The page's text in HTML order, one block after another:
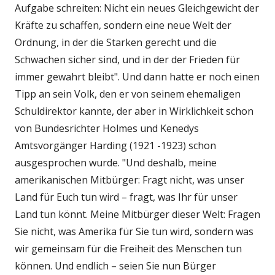
Aufgabe schreiten: Nicht ein neues Gleichgewicht der
Kräfte zu schaffen, sondern eine neue Welt der
Ordnung, in der die Starken gerecht und die
Schwachen sicher sind, und in der der Frieden für
immer gewahrt bleibt". Und dann hatte er noch einen
Tipp an sein Volk, den er von seinem ehemaligen
Schuldirektor kannte, der aber in Wirklichkeit schon
von Bundesrichter Holmes und Kenedys
Amtsvorgänger Harding (1921 -1923) schon
ausgesprochen wurde. "Und deshalb, meine
amerikanischen Mitbürger: Fragt nicht, was unser
Land für Euch tun wird – fragt, was Ihr für unser
Land tun könnt. Meine Mitbürger dieser Welt: Fragen
Sie nicht, was Amerika für Sie tun wird, sondern was
wir gemeinsam für die Freiheit des Menschen tun
können. Und endlich – seien Sie nun Bürger